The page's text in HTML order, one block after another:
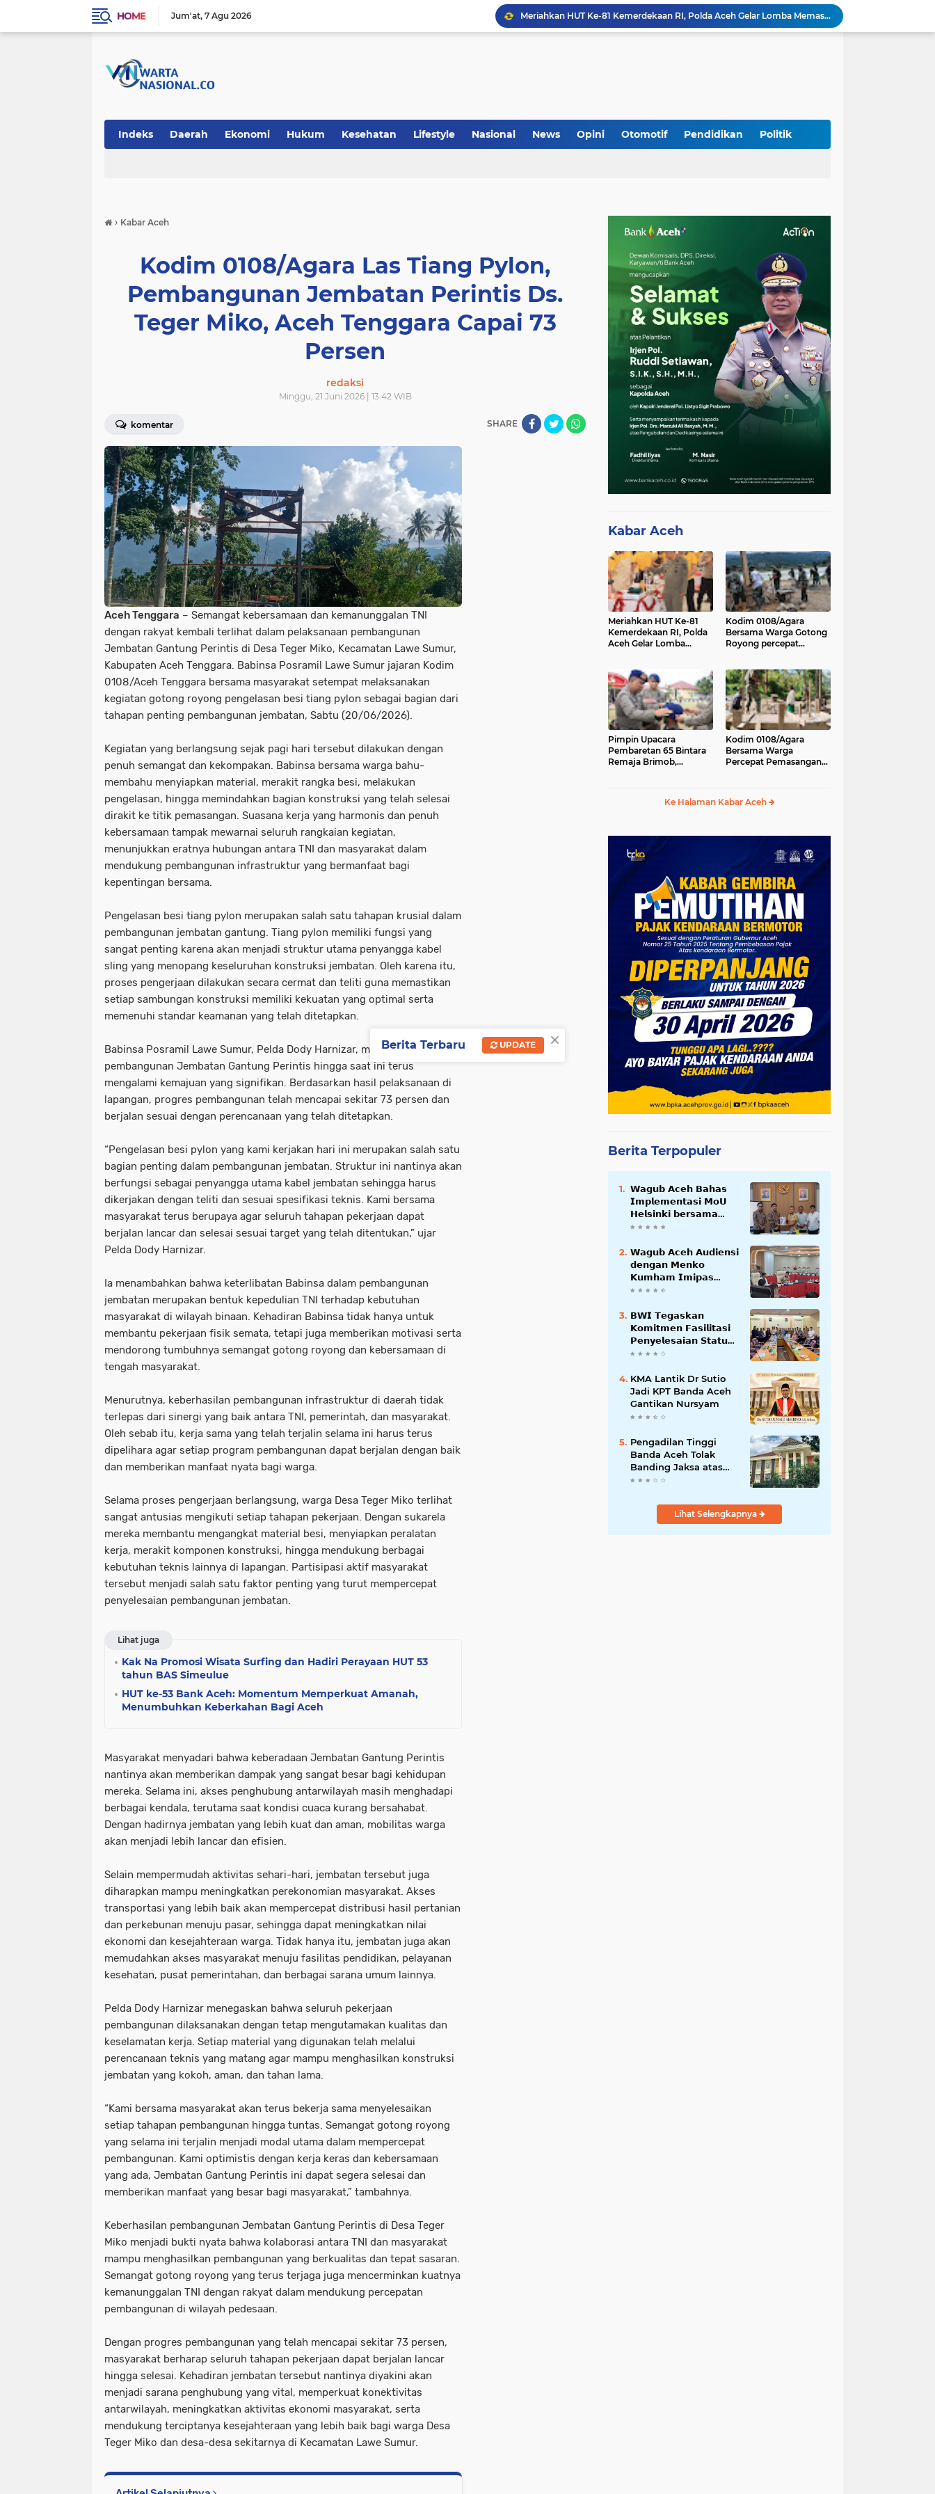
HOME Jum'at 7 Agu 2026
Meriahkan HUT Ke-81 Kemerdekaan RI, Polda Aceh Gelar Lomba Memasak Nasi Goreng dan Aneka Minuman
Indeks Daerah Ekonomi Hukum Kesehatan Lifestyle Nasional News Opini Otomotif Pendidikan Politik
› Kabar Aceh
Kodim 0108/Agara Las Tiang Pylon,
Pembangunan Jembatan Perintis Ds.
Teger Miko, Aceh Tenggara Capai 73
Persen
redaksi
Minggu, 21 Juni 2026 | 13.42 WIB
komentar SHARE
Aceh Tenggara – Semangat kebersamaan dan kemanunggalan TNI
dengan rakyat kembali terlihat dalam pelaksanaan pembangunan
Jembatan Gantung Perintis di Desa Teger Miko, Kecamatan Lawe Sumur,
Kabupaten Aceh Tenggara. Babinsa Posramil Lawe Sumur jajaran Kodim
0108/Aceh Tenggara bersama masyarakat setempat melaksanakan
kegiatan gotong royong pengelasan besi tiang pylon sebagai bagian dari
tahapan penting pembangunan jembatan, Sabtu (20/06/2026).
Kegiatan yang berlangsung sejak pagi hari tersebut dilakukan dengan
penuh semangat dan kekompakan. Babinsa bersama warga bahu-
membahu menyiapkan material, merakit rangka besi, melakukan
pengelasan, hingga memindahkan bagian konstruksi yang telah selesai
dirakit ke titik pemasangan. Suasana kerja yang harmonis dan penuh
kebersamaan tampak mewarnai seluruh rangkaian kegiatan,
menunjukkan eratnya hubungan antara TNI dan masyarakat dalam
mendukung pembangunan infrastruktur yang bermanfaat bagi
kepentingan bersama.
Pengelasan besi tiang pylon merupakan salah satu tahapan krusial dalam
pembangunan jembatan gantung. Tiang pylon memiliki fungsi yang
sangat penting karena akan menjadi struktur utama penyangga kabel
sling yang menopang keseluruhan konstruksi jembatan. Oleh karena itu,
proses pengerjaan dilakukan secara cermat dan teliti guna memastikan
setiap sambungan konstruksi memiliki kekuatan yang optimal serta
memenuhi standar keamanan yang telah ditetapkan.
Babinsa Posramil Lawe Sumur, Pelda Dody Harnizar, menjelaskan bahwa
pembangunan Jembatan Gantung Perintis hingga saat ini terus
mengalami kemajuan yang signifikan. Berdasarkan hasil pelaksanaan di
lapangan, progres pembangunan telah mencapai sekitar 73 persen dan
berjalan sesuai dengan perencanaan yang telah ditetapkan.
“Pengelasan besi pylon yang kami kerjakan hari ini merupakan salah satu
bagian penting dalam pembangunan jembatan. Struktur ini nantinya akan
berfungsi sebagai penyangga utama kabel jembatan sehingga harus
dikerjakan dengan teliti dan sesuai spesifikasi teknis. Kami bersama
masyarakat terus berupaya agar seluruh tahapan pekerjaan dapat
berjalan lancar dan selesai sesuai target yang telah ditentukan,” ujar
Pelda Dody Harnizar.
Ia menambahkan bahwa keterlibatan Babinsa dalam pembangunan
jembatan merupakan bentuk kepedulian TNI terhadap kebutuhan
masyarakat di wilayah binaan. Kehadiran Babinsa tidak hanya untuk
membantu pekerjaan fisik semata, tetapi juga memberikan motivasi serta
mendorong tumbuhnya semangat gotong royong dan kebersamaan di
tengah masyarakat.
Menurutnya, keberhasilan pembangunan infrastruktur di daerah tidak
terlepas dari sinergi yang baik antara TNI, pemerintah, dan masyarakat.
Oleh sebab itu, kerja sama yang telah terjalin selama ini harus terus
dipelihara agar setiap program pembangunan dapat berjalan dengan baik
dan memberikan manfaat nyata bagi warga.
Selama proses pengerjaan berlangsung, warga Desa Teger Miko terlihat
sangat antusias mengikuti setiap tahapan pekerjaan. Dengan sukarela
mereka membantu mengangkat material besi, menyiapkan peralatan
kerja, merakit komponen konstruksi, hingga mendukung berbagai
kebutuhan teknis lainnya di lapangan. Partisipasi aktif masyarakat
tersebut menjadi salah satu faktor penting yang turut mempercepat
penyelesaian pembangunan jembatan.
Lihat juga
Kak Na Promosi Wisata Surfing dan Hadiri Perayaan HUT 53
tahun BAS Simeulue
HUT ke-53 Bank Aceh: Momentum Memperkuat Amanah,
Menumbuhkan Keberkahan Bagi Aceh
Masyarakat menyadari bahwa keberadaan Jembatan Gantung Perintis
nantinya akan memberikan dampak yang sangat besar bagi kehidupan
mereka. Selama ini, akses penghubung antarwilayah masih menghadapi
berbagai kendala, terutama saat kondisi cuaca kurang bersahabat.
Dengan hadirnya jembatan yang lebih kuat dan aman, mobilitas warga
akan menjadi lebih lancar dan efisien.
Selain mempermudah aktivitas sehari-hari, jembatan tersebut juga
diharapkan mampu meningkatkan perekonomian masyarakat. Akses
transportasi yang lebih baik akan mempercepat distribusi hasil pertanian
dan perkebunan menuju pasar, sehingga dapat meningkatkan nilai
ekonomi dan kesejahteraan warga. Tidak hanya itu, jembatan juga akan
memudahkan akses masyarakat menuju fasilitas pendidikan, pelayanan
kesehatan, pusat pemerintahan, dan berbagai sarana umum lainnya.
Pelda Dody Harnizar menegaskan bahwa seluruh pekerjaan
pembangunan dilaksanakan dengan tetap mengutamakan kualitas dan
keselamatan kerja. Setiap material yang digunakan telah melalui
perencanaan teknis yang matang agar mampu menghasilkan konstruksi
jembatan yang kokoh, aman, dan tahan lama.
“Kami bersama masyarakat akan terus bekerja sama menyelesaikan
setiap tahapan pembangunan hingga tuntas. Semangat gotong royong
yang selama ini terjalin menjadi modal utama dalam mempercepat
pembangunan. Kami optimistis dengan kerja keras dan kebersamaan
yang ada, Jembatan Gantung Perintis ini dapat segera selesai dan
memberikan manfaat yang besar bagi masyarakat,” tambahnya.
Keberhasilan pembangunan Jembatan Gantung Perintis di Desa Teger
Miko menjadi bukti nyata bahwa kolaborasi antara TNI dan masyarakat
mampu menghasilkan pembangunan yang berkualitas dan tepat sasaran.
Semangat gotong royong yang terus terjaga juga mencerminkan kuatnya
kemanunggalan TNI dengan rakyat dalam mendukung percepatan
pembangunan di wilayah pedesaan.
Dengan progres pembangunan yang telah mencapai sekitar 73 persen,
masyarakat berharap seluruh tahapan pekerjaan dapat berjalan lancar
hingga selesai. Kehadiran jembatan tersebut nantinya diyakini akan
menjadi sarana penghubung yang vital, memperkuat konektivitas
antarwilayah, meningkatkan aktivitas ekonomi masyarakat, serta
mendukung terciptanya kesejahteraan yang lebih baik bagi warga Desa
Teger Miko dan desa-desa sekitarnya di Kecamatan Lawe Sumur.
Kabar Aceh
Meriahkan HUT Ke-81
Kemerdekaan RI, Polda
Aceh Gelar Lomba
Kodim 0108/Agara
Bersama Warga Gotong
Royong percepat
Desa Gulo Aceh
Tenggara
Pimpin Upacara
Pembaretan 65 Bintara
Remaja Brimob,
Kodim 0108/Agara
Bersama Warga
Percepat Pemasangan
Ke Halaman Kabar Aceh
Berita Terpopuler
𝗪𝗮𝗴𝘂𝗯 𝗔𝗰𝗲𝗵 𝗕𝗮𝗵𝗮𝘀
𝗜𝗺𝗽𝗹𝗲𝗺𝗲𝗻𝘁𝗮𝘀𝗶 𝗠𝗼𝗨
𝗛𝗲𝗹𝘀𝗶𝗻𝗸𝗶 𝗯𝗲𝗿𝘀𝗮𝗺𝗮
𝗦𝗲𝗸𝗿𝗲𝘁𝗮𝗿𝗶𝗮𝘁 𝗡𝗲𝗴𝗮𝗿𝗮
𝗪𝗮𝗴𝘂𝗯 𝗔𝗰𝗲𝗵 𝗔𝘂𝗱𝗶𝗲𝗻𝘀𝗶
𝗱𝗲𝗻𝗴𝗮𝗻 𝗠𝗲𝗻𝗸𝗼
𝗞𝘂𝗺𝗵𝗮𝗺 𝗜𝗺𝗶𝗽𝗮𝘀
𝗧𝗲𝗿𝗸𝗮𝗶𝘁 𝗦𝘁𝗮𝘁𝘂𝘀 𝗪𝗮𝗸𝗮𝗳
𝗕𝗪𝗜 𝗧𝗲𝗴𝗮𝘀𝗸𝗮𝗻
𝗞𝗼𝗺𝗶𝘁𝗺𝗲𝗻 𝗙𝗮𝘀𝗶𝗹𝗶𝘁𝗮𝘀𝗶
𝗣𝗲𝗻𝘆𝗲𝗹𝗲𝘀𝗮𝗶𝗮𝗻 𝗦𝘁𝗮𝘁𝘂𝘀
𝗪𝗮𝗸𝗮𝗳 𝗕𝗹𝗮𝗻𝗴 𝗣𝗮𝗱𝗮𝗻𝗴
KMA Lantik Dr Sutio
Jadi KPT Banda Aceh
Gantikan Nursyam
Pengadilan Tinggi
Banda Aceh Tolak
Banding Jaksa atas
Putusan Bebas Kasus
Lihat Selengkapnya
×
Berita Terbaru UPDATE